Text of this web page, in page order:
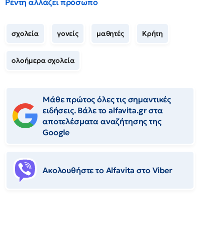
Ρέντη αλλάζει πρόσωπο
σχολεία γονείς μαθητές Κρήτη
ολοήμερα σχολεία
Μάθε πρώτος όλες τις σημαντικές
ειδήσεις. Βάλε το alfavita.gr στα
αποτελέσματα αναζήτησης της
Google
Ακολουθήστε το Αlfavita στο Viber